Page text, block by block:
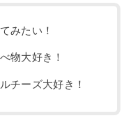
みたい！
物大好き！
チーズ大好き！